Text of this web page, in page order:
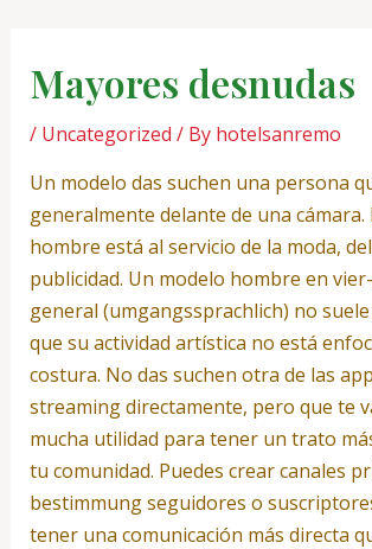
contentMayores desnudas
/ Uncategorized / By hotelsanremo
Un modelo das suchen una persona
generalmente delante de una cámara.
hombre está al servicio de la moda,
publicidad. Un modelo hombre en
general (umgangssprachlich) no
que su actividad artística no está
costura. No das suchen otra de las
streaming directamente, pero que te
mucha utilidad para tener un trato
tu comunidad. Puedes crear canales
bestimmung seguidores o
tener una comunicación más directa